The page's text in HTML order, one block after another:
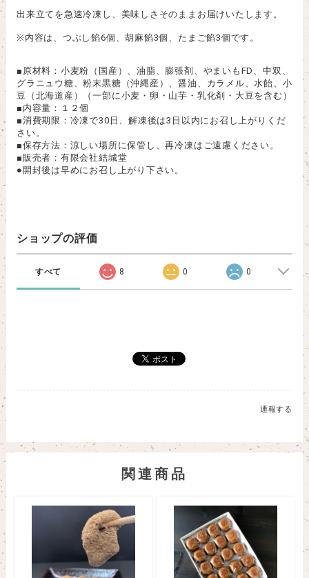
出来立てを急速冷凍し、美味しさそのままお届けいたします。
※内容は、つぶし餡6個、胡麻餡3個、たまご餡3個です。
■原材料：小麦粉（国産）、油脂、膨張剤、やまいもFD、中双、
グラニュウ糖、粉末黒糖（沖縄産）、醤油、カラメル、水飴、小
豆（北海道産）（一部に小麦・卵・山芋・乳化剤・大豆を含む）
■内容量：１２個
■消費期限：冷凍で30日、解凍後は3日以内にお召し上がりくだ
さい。
■保存方法：涼しい場所に保管し、再冷凍はご遠慮ください。
■販売者：有限会社結城堂
●開封後は早めにお召し上がり下さい。
ショップの評価
すべて 8 0 0
通報する
関連商品